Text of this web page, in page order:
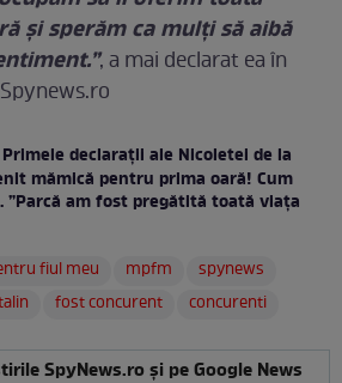
și sperăm ca mulți să aibă
, a mai declarat ea în
Primele declarații ale Nicoletei de la
mămică pentru prima oară! Cum
am fost pregătită toată viața
fiul meu mpfm
spynews
fost concurent concurenti
SpyNews.ro și pe Google News